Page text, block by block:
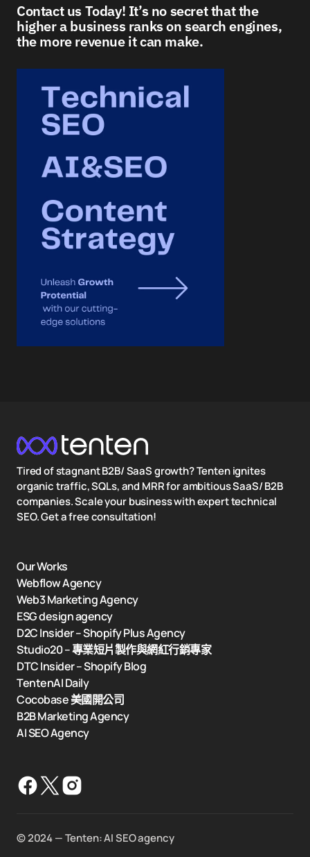
Contact us Today! It’s no secret that the
higher a business ranks on search engines,
the more revenue it can make.
Tired of stagnant B2B/ SaaS growth? Tenten ignites
organic traffic, SQLs, and MRR for ambitious SaaS/ B2B
companies. Scale your business with expert technical
SEO. Get a free consultation!
Our Works
Webflow Agency
Web3 Marketing Agency
ESG design agency
D2C Insider – Shopify Plus Agency
Studio20 – 專業短片製作與網紅行銷專家
DTC Insider – Shopify Blog
TentenAI Daily
Cocobase 美國開公司
B2B Marketing Agency
AI SEO Agency
©️ 2024 — Tenten: AI SEO agency